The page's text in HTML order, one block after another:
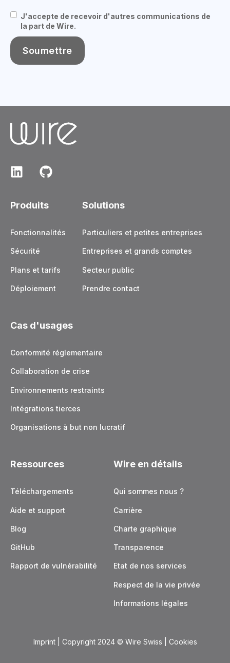
J'accepte de recevoir d'autres communications de
la part de Wire.
Produits
Fonctionnalités
Sécurité
Plans et tarifs
Déploiement
Solutions
Particuliers et petites entreprises
Entreprises et grands comptes
Secteur public
Prendre contact
Cas d'usages
Conformité réglementaire
Collaboration de crise
Environnements restraints
Intégrations tierces
Organisations à but non lucratif
Ressources
Téléchargements
Aide et support
Blog
GitHub
Rapport de vulnérabilité
Wire en détails
Qui sommes nous ?
Carrière
Charte graphique
Transparence
Etat de nos services
Respect de la vie privée
Informations légales
Imprint| Copyright 2024 © Wire Swiss | Cookies